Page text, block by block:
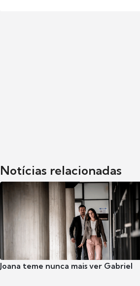
Notícias relacionadas
Joana teme nunca mais ver Gabriel